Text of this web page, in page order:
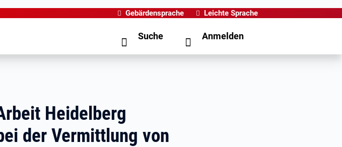
Gebärdensprache Leichte Sprache
Suche Anmelden
Heidelberg
der Vermittlung von